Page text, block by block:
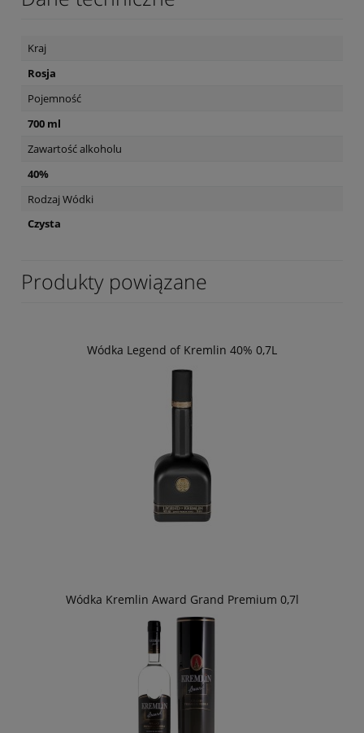
Kraj
Rosja
Pojemność
700 ml
Zawartość alkoholu
40%
Rodzaj Wódki
Czysta
Produkty powiązane
Wódka Legend of Kremlin 40% 0,7L
Wódka Kremlin Award Grand Premium 0,7l